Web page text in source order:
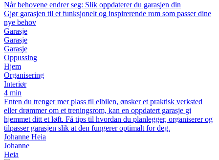
Når behovene endrer seg: Slik oppdaterer du garasjen din
Gjør garasjen til et funksjonelt og inspirerende rom som passer dine
nye behov
Garasje
Garasje
Garasje
Oppussing
Hjem
Organisering
Interiør
4 min
Enten du trenger mer plass til elbilen, ønsker et praktisk verksted
eller drømmer om et treningsrom, kan en oppdatert garasje gi
hjemmet ditt et løft. Få tips til hvordan du planlegger, organiserer og
tilpasser garasjen slik at den fungerer optimalt for deg.
Johanne Heia
Johanne
Heia